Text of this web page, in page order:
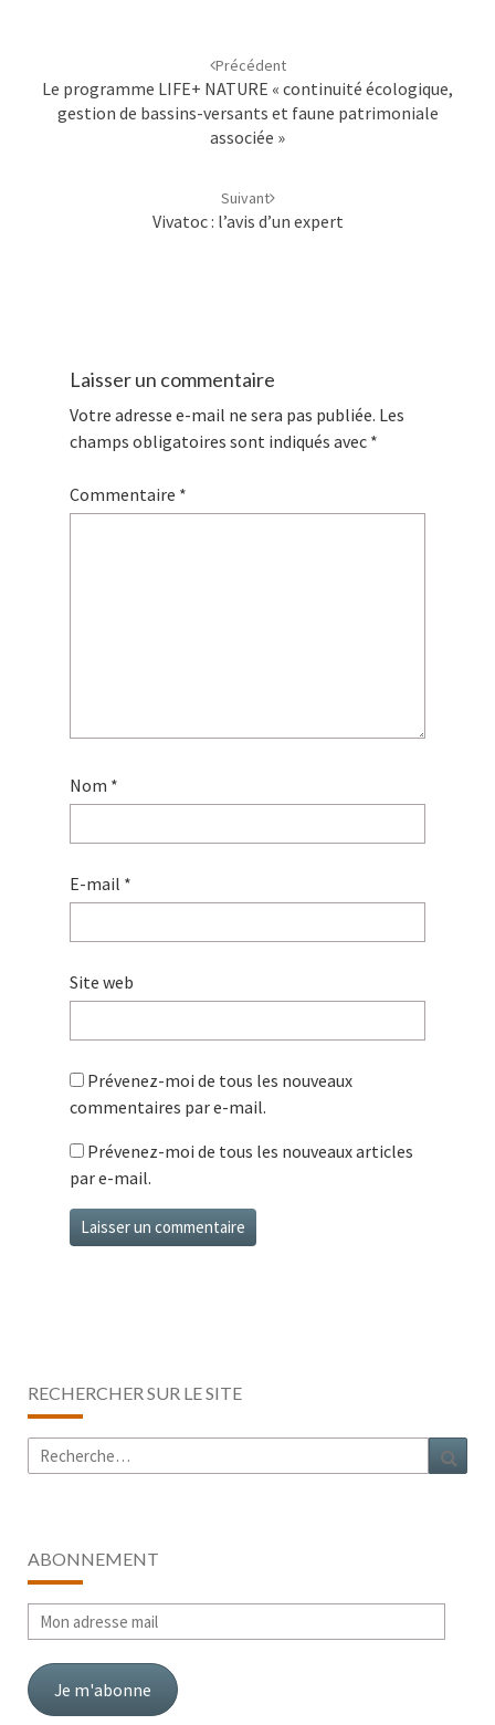
Précédent
Le programme LIFE+ NATURE « continuité écologique,
gestion de bassins-versants et faune patrimoniale
associée »
Suivant
Vivatoc : l’avis d’un expert
Laisser un commentaire
Votre adresse e-mail ne sera pas publiée. Les
champs obligatoires sont indiqués avec *
Commentaire *
Nom *
E-mail *
Site web
Prévenez-moi de tous les nouveaux
commentaires par e-mail.
Prévenez-moi de tous les nouveaux articles
par e-mail.
RECHERCHER SUR LE SITE
Rechercher :
ABONNEMENT
Mon
adresse
mail
Je m'abonne